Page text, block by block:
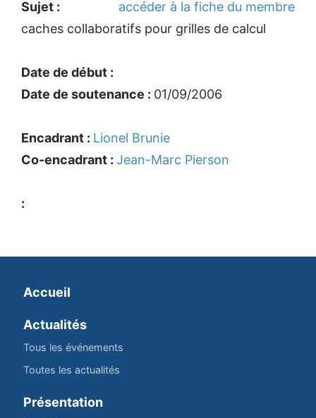
accéder à la fiche du membre
Sujet :
caches collaboratifs pour grilles de calcul
Date de début :
Date de soutenance : 01/09/2006
Encadrant : Lionel Brunie
Co-encadrant : Jean-Marc Pierson
:
Accueil
Actualités
Tous les événements
Toutes les actualités
Présentation